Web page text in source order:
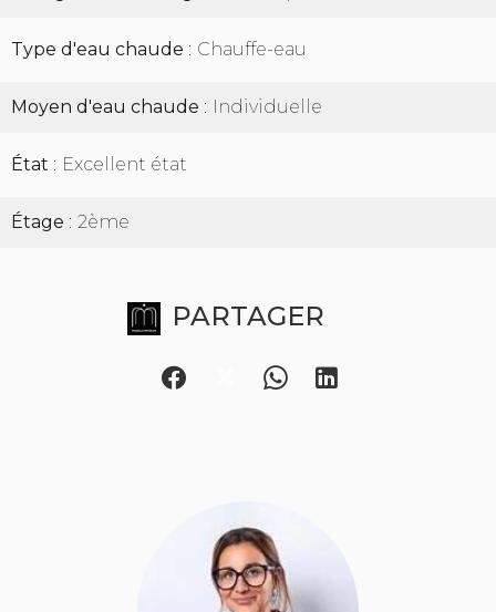
Type d'eau chaude Chauffe-eau
Moyen d'eau chaude Individuelle
État Excellent état
Étage 2ème
PARTAGER